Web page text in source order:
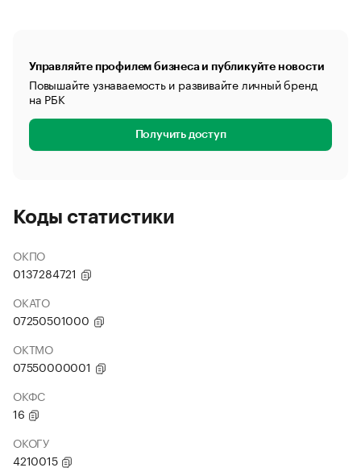
Управляйте профилем бизнеса и публикуйте новости
Повышайте узнаваемость и развивайте личный бренд
на РБК
Получить доступ
Коды статистики
ОКПО
0137284721
ОКАТО
07250501000
ОКТМО
07550000001
ОКФС
16
ОКОГУ
4210015